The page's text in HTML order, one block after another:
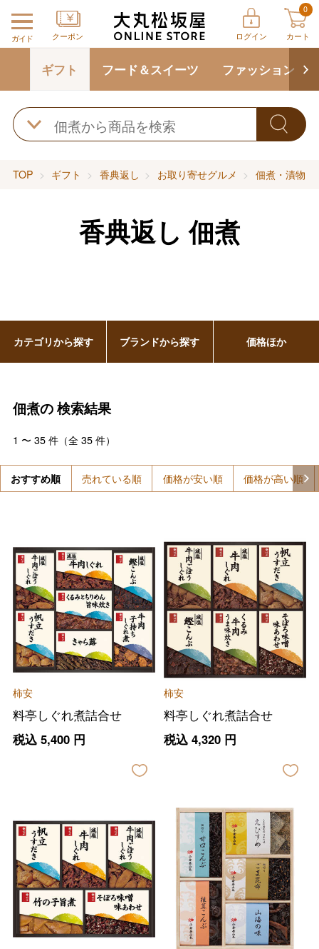
ガイド クーポン ログイン
0
カート
ギフト フード＆スイーツ ファッション
TOP ギフト 香典返し お取り寄せグルメ 佃煮・漬物・
香典返し 佃煮
佃煮の検索結果
1 〜 35件（全 35件）
おすすめ順 売れている順 価格が安い順 価格が高い順
柿安
料亭しぐれ煮詰合せ
税込 5,400円
柿安
料亭しぐれ煮詰合せ
税込 4,320円
カテゴリから探す ブランドから探す 価格ほか